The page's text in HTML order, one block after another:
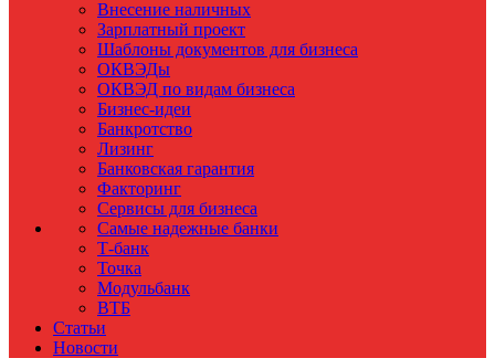
Внесение наличных
Зарплатный проект
Шаблоны документов для бизнеса
ОКВЭДы
ОКВЭД по видам бизнеса
Бизнес-идеи
Банкротство
Лизинг
Банковская гарантия
Факторинг
Сервисы для бизнеса
Самые надежные банки
Т-банк
Точка
Модульбанк
ВТБ
Статьи
Новости